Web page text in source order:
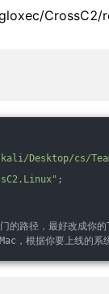
CrossC2/
kali/Desktop/cs/
;
的路径，最好改成你的
，根据你要上线的系